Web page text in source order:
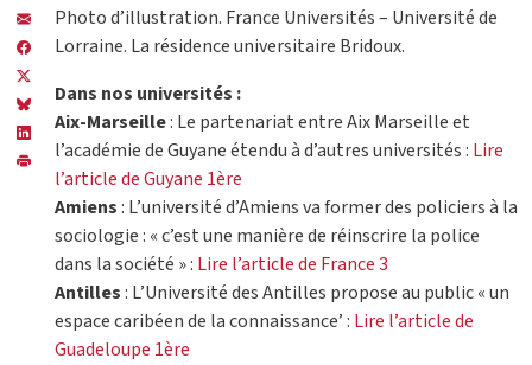
Photo d’illustration. France Universités – Université de
Lorraine. La résidence universitaire Bridoux.
Dans nos universités :
Aix-Marseille: Le partenariat entre Aix Marseille et
l’académie de Guyane étendu à d’autres universités : Lire
l’article de Guyane 1ère
Amiens: L’université d’Amiens va former des policiers à la
sociologie : « c’est une manière de réinscrire la police
dans la société » : Lire l’article de France 3
Antilles: L’Université des Antilles propose au public « un
espace caribéen de la connaissance’ : Lire l’article de
Guadeloupe 1ère